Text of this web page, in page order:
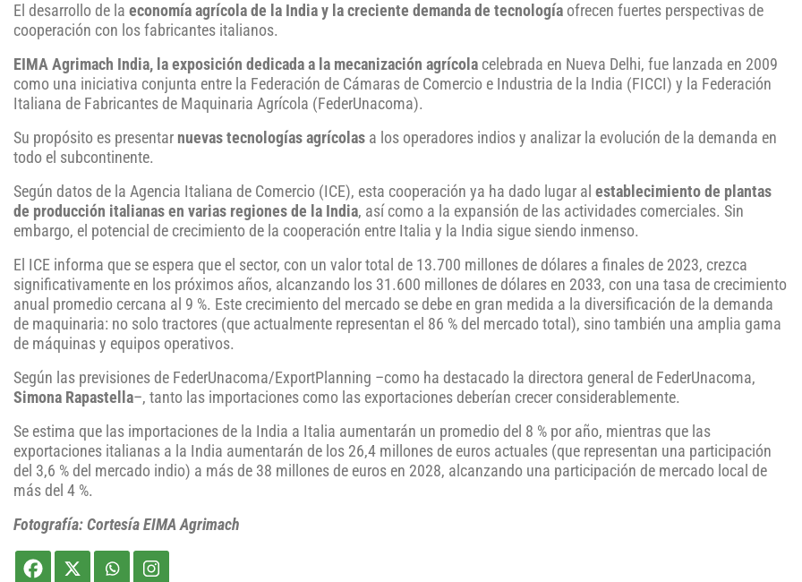
El desarrollo de la economía agrícola de la India y la creciente demanda de tecnología ofrecen fuertes perspectivas de
cooperación con los fabricantes italianos.
EIMA Agrimach India, la exposición dedicada a la mecanización agrícola celebrada en Nueva Delhi, fue lanzada en 2009
como una iniciativa conjunta entre la Federación de Cámaras de Comercio e Industria de la India (FICCI) y la Federación
Italiana de Fabricantes de Maquinaria Agrícola (FederUnacoma).
Su propósito es presentar nuevas tecnologías agrícolas a los operadores indios y analizar la evolución de la demanda en
todo el subcontinente.
Según datos de la Agencia Italiana de Comercio (ICE), esta cooperación ya ha dado lugar al establecimiento de plantas
de producción italianas en varias regiones de la India, así como a la expansión de las actividades comerciales. Sin
embargo, el potencial de crecimiento de la cooperación entre Italia y la India sigue siendo inmenso.
El ICE informa que se espera que el sector, con un valor total de 13.700 millones de dólares a finales de 2023, crezca
significativamente en los próximos años, alcanzando los 31.600 millones de dólares en 2033, con una tasa de crecimiento
anual promedio cercana al 9 %. Este crecimiento del mercado se debe en gran medida a la diversificación de la demanda
de maquinaria: no solo tractores (que actualmente representan el 86 % del mercado total), sino también una amplia gama
de máquinas y equipos operativos.
Según las previsiones de FederUnacoma/ExportPlanning –como ha destacado la directora general de FederUnacoma,
Simona Rapastella–, tanto las importaciones como las exportaciones deberían crecer considerablemente.
Se estima que las importaciones de la India a Italia aumentarán un promedio del 8 % por año, mientras que las
exportaciones italianas a la India aumentarán de los 26,4 millones de euros actuales (que representan una participación
del 3,6 % del mercado indio) a más de 38 millones de euros en 2028, alcanzando una participación de mercado local de
más del 4 %.
Fotografía: Cortesía EIMA Agrimach